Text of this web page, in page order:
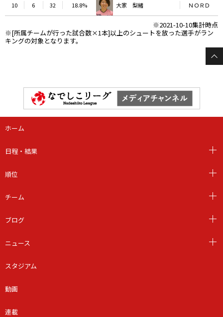
10 6 32 18.8% 大家 梨緒 ＮＯＲＤ
※2021-10-10集計時点
※[所属チームが行った試合数×1本]以上のシュートを放った選手がラン
キングの対象となります。
ホーム
日程・結果
順位
チーム
ブログ
ニュース
スタジアム
動画
連載